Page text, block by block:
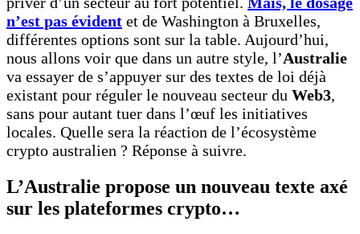
n’est pas évident et de Washington à Bruxelles,
différentes options sont sur la table. Aujourd’hui,
nous allons voir que dans un autre style, l’Australie
va essayer de s’appuyer sur des textes de loi déjà
existant pour réguler le nouveau secteur du Web3,
sans pour autant tuer dans l’œuf les initiatives
locales. Quelle sera la réaction de l’écosystème
crypto australien ? Réponse à suivre.
L’Australie propose un nouveau texte axé
sur les plateformes crypto…